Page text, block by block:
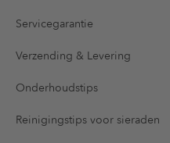
Servicegarantie
Verzending & Levering
Onderhoudstips
Reinigingstips voor sieraden